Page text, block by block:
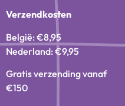
Verzendkosten
België: €8,95
Nederland: €9,95
Gratis verzending vanaf
€150